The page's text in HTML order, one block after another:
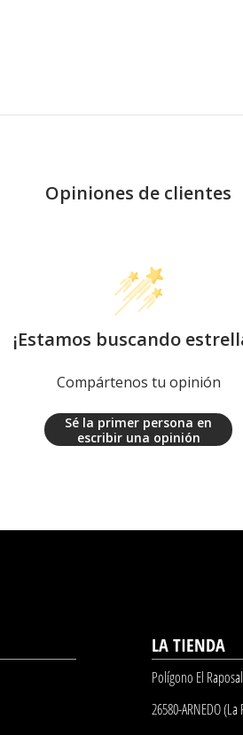
Opiniones de clientes
¡Estamos buscando
Compártenos tu opinión
Sé la primer persona en
escribir una opinión
LA TIENDA
Polígono El
26580-ARNEDO (La